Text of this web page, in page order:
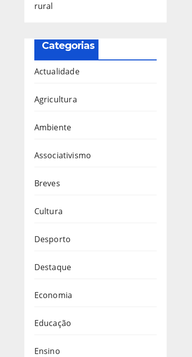
rural
Categorias
Actualidade
Agricultura
Ambiente
Associativismo
Breves
Cultura
Desporto
Destaque
Economia
Educação
Ensino